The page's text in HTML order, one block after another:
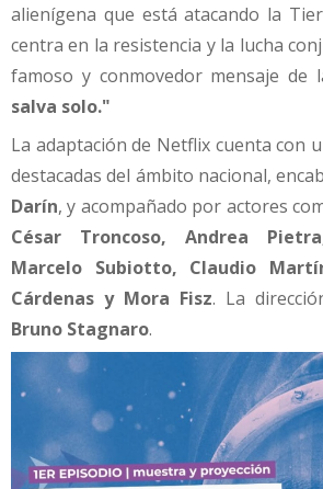
alienígena que está atacando la
centra en la resistencia y la lucha
famoso y conmovedor mensaje de
salva solo."
La adaptación de Netflix cuenta con
destacadas del ámbito nacional,
Darín, y acompañado por actores
César Troncoso, Andrea
Marcelo Subiotto, Claudio
Cárdenas y Mora Fisz. La
Bruno Stagnaro.